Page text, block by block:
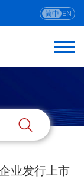
简中 EN
业发行上市